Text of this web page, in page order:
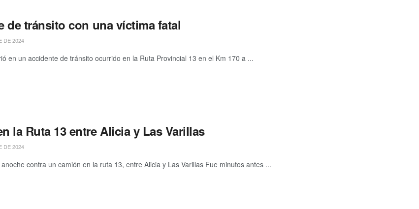
de tránsito con una víctima fatal
DE 2024
en un accidente de tránsito ocurrido en la Ruta Provincial 13 en el Km 170 a ...
la Ruta 13 entre Alicia y Las Varillas
DE 2024
contra un camión en la ruta 13, entre Alicia y Las Varillas Fue minutos antes ...